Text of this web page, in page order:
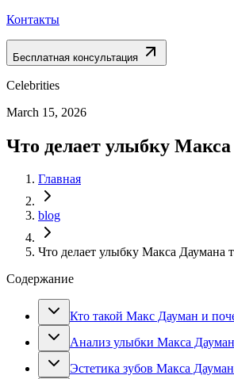
Контакты
Бесплатная консультация
Celebrities
March 15, 2026
Что делает улыбку
Главная
blog
Что делает улыбку Макса Даумана
Содержание
Кто такой Макс Дауман и
Анализ улыбки Макса
Эстетика зубов Макса